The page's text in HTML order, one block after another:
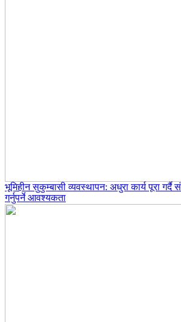
भूमिहीन सुकुम्बासी व्यवस्थापन: अधुरा कार्य पूरा गर्दै
गर्नुपर्ने आवश्यकता